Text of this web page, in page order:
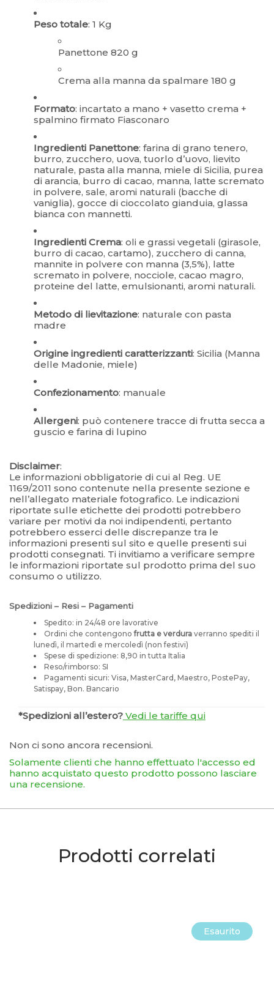
Peso totale: 1 Kg
Panettone 820 g
Crema alla manna da spalmare 180 g
Formato: incartato a mano + vasetto crema +
spalmino firmato Fiasconaro
Ingredienti Panettone: farina di grano tenero,
burro, zucchero, uova, tuorlo d’uovo, lievito
naturale, pasta alla manna, miele di Sicilia, purea
di arancia, burro di cacao, manna, latte scremato
in polvere, sale, aromi naturali (bacche di
vaniglia), gocce di cioccolato gianduia, glassa
bianca con mannetti.
Ingredienti Crema: oli e grassi vegetali (girasole,
burro di cacao, cartamo), zucchero di canna,
mannite in polvere con manna (3,5%), latte
scremato in polvere, nocciole, cacao magro,
proteine del latte, emulsionanti, aromi naturali.
Metodo di lievitazione: naturale con pasta
madre
Origine ingredienti caratterizzanti: Sicilia (Manna
delle Madonie, miele)
Confezionamento: manuale
Allergeni: può contenere tracce di frutta secca a
guscio e farina di lupino
Disclaimer:
Le informazioni obbligatorie di cui al Reg. UE
1169/2011 sono contenute nella presente sezione e
nell’allegato materiale fotografico. Le indicazioni
riportate sulle etichette dei prodotti potrebbero
variare per motivi da noi indipendenti, pertanto
potrebbero esserci delle discrepanze tra le
informazioni presenti sul sito e quelle presenti sui
prodotti consegnati. Ti invitiamo a verificare sempre
le informazioni riportate sul prodotto prima del suo
consumo o utilizzo.
Spedizioni – Resi – Pagamenti
Spedito: in 24/48 ore lavorative
Ordini che contengonofrutta e verdura verranno spediti il
lunedì, il martedì e mercoledì (non festivi)
Spese di spedizione: 8,90 in tutta Italia
Reso/rimborso: SI
Pagamenti sicuri: Visa, MasterCard, Maestro, PostePay,
Satispay, Bon. Bancario
*Spedizioni all’estero? Vedi le tariffe qui
Non ci sono ancora recensioni.
Solamente clienti che hanno effettuato l'accesso ed
hanno acquistato questo prodotto possono lasciare
una recensione.
Prodotti correlati
Esaurito